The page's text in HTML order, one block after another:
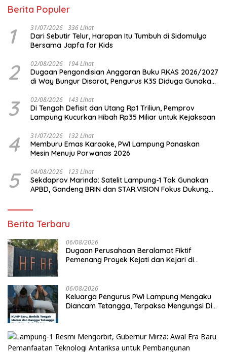
Berita Populer
1 31/07/2026 336 Lihat
Dari Sebutir Telur, Harapan Itu Tumbuh di Sidomulyo
Bersama Japfa for Kids
2 02/08/2026 194 Lihat
Dugaan Pengondisian Anggaran Buku RKAS 2026/2027
di Way Bungur Disorot, Pengurus K3S Diduga Gunakan
3 02/08/2026 143 Lihat
Di Tengah Defisit dan Utang Rp1 Triliun, Pemprov
Lampung Kucurkan Hibah Rp35 Miliar untuk Kejaksaan
4 31/07/2026 132 Lihat
Memburu Emas Karaoke, PWI Lampung Panaskan
Mesin Menuju Porwanas 2026
5 04/08/2026 123 Lihat
Sekdaprov Marindo: Satelit Lampung-1 Tak Gunakan
APBD, Gandeng BRIN dan STAR.VISION Fokus Dukung
Berita Terbaru
06/08/2026
Dugaan Perusahaan Beralamat Fiktif
Pemenang Proyek Kejati dan Kejari di
Disorot
06/08/2026
Keluarga Pengurus PWI Lampung Mengaku
Diancam Tetangga, Terpaksa Mengungsi Dini